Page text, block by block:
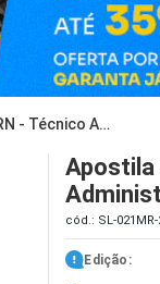
Apostila SESAP-RN - Técnico Administrativo em Saúde - Pedagogo
Apostila
cód.: SL-021MR-
Edição: